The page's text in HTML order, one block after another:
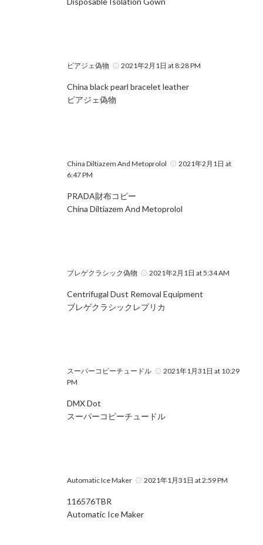
ピアジェ偽物 2021年2月1日 at 8:28 PM
China black pearl bracelet leather
ピアジェ偽物
China Diltiazem And Metoprolol
2021年2月1日 at
6:47 PM
PRADA財布コピー
China Diltiazem And Metoprolol
ブレゲクラシック偽物 2021年2月1日 at 5:34 AM
Centrifugal Dust Removal Equipment
ブレゲクラシックレプリカ
スーパーコピーチュードル
2021年1月31日 at 10:29
PM
DMX Dot
スーパーコピーチュードル
Automatic Ice Maker 2021年1月31日 at 2:59 PM
116576TBR
Automatic Ice Maker